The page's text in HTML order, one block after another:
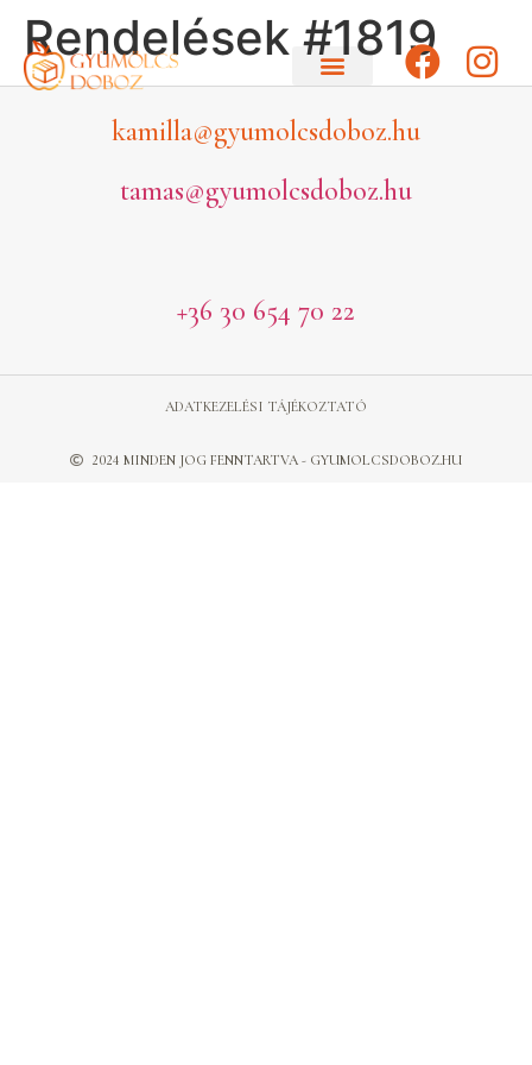
Rendelések #1819
kamilla@gyumolcsdoboz.hu
tamas@gyumolcsdoboz.hu
+36 30 654 70 22
2024 MINDEN JOG FENNTARTVA - GYUMOLCSDOBOZ.HU
ADATKEZELÉSI TÁJÉKOZTATÓ